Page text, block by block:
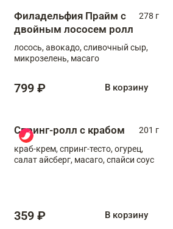
Филадельфия Прайм с
двойным лососем ролл
278 г
лосось, авокадо, сливочный сыр,
микрозелень, масаго
799 ₽ В корзину
Спринг-ролл с крабом
201 г
краб-крем, спринг-тесто, огурец,
салат айсберг, масаго, спайси соус
359 ₽ В корзину